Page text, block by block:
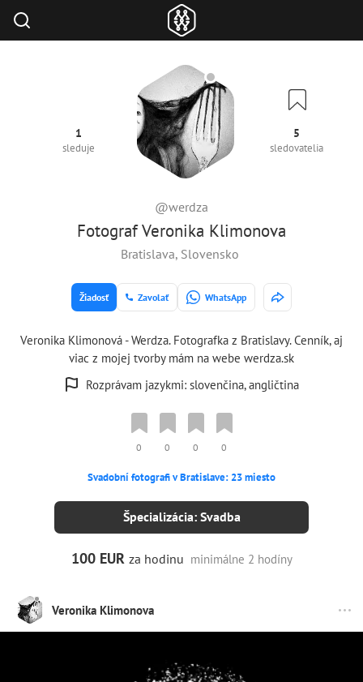
Fotograf Veronika Klimonova
@werdza
1
sleduje
5
sledovatelia
Bratislava, Slovensko
Žiadosť Zavolať WhatsApp
Veronika Klimonová - Werdza. Fotografka z Bratislavy. Cenník, aj
viac z mojej tvorby mám na webe werdza.sk
Rozprávam jazykmi: slovenčina, angličtina
0 0 0 0
Svadobní fotografi v Bratislave: 23 miesto
Špecializácia: Svadba
100 EUR za hodinu minimálne 2 hodíny
Veronika Klimonova